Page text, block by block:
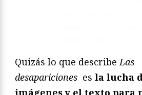
Quizás lo que describe Las
desapariciones es la lucha
imágenes y el texto para